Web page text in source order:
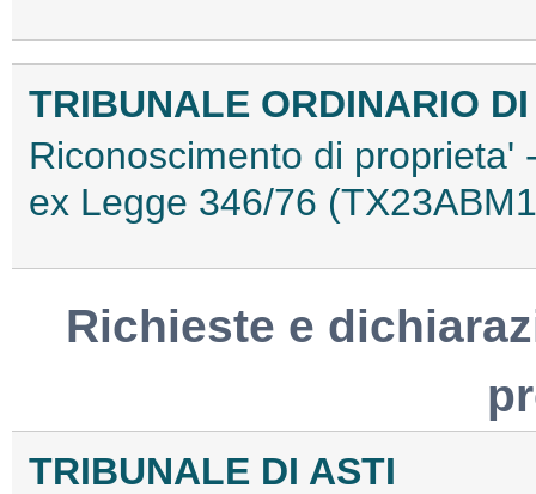
TRIBUNALE ORDINARIO
Riconoscimento di proprieta'
ex Legge 346/76
Richieste e
TRIBUNALE DI ASTI